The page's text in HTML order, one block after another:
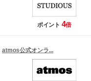
ポイント 4倍
atmos公式オンラ...